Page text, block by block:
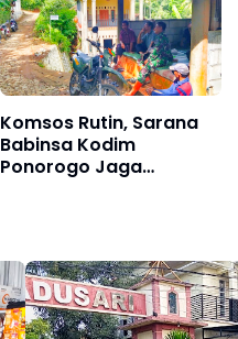
Komsos Rutin, Sarana
Babinsa Kodim
Ponorogo Jaga